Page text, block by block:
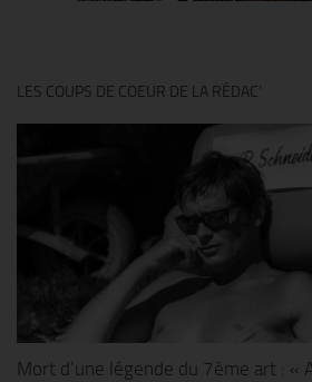
LES COUPS DE COEUR DE LA RÉDAC’
Mort d’une légende du 7ème art : «